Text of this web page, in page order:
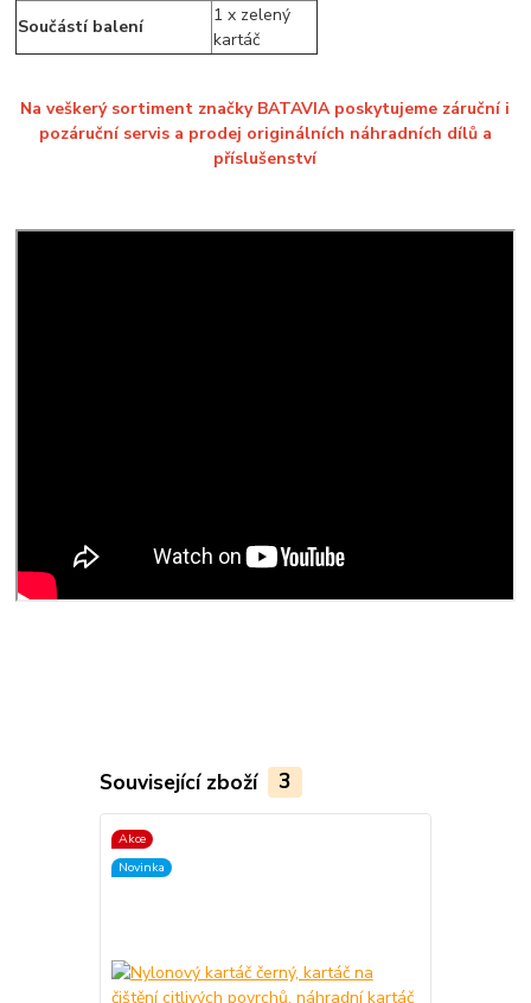
Součástí balení
1 x zelený
kartáč
Na veškerý sortiment značky BATAVIA poskytujeme záruční i
pozáruční servis a prodej originálních náhradních dílů a
příslušenství
Související zboží 3
Akce
Novinka